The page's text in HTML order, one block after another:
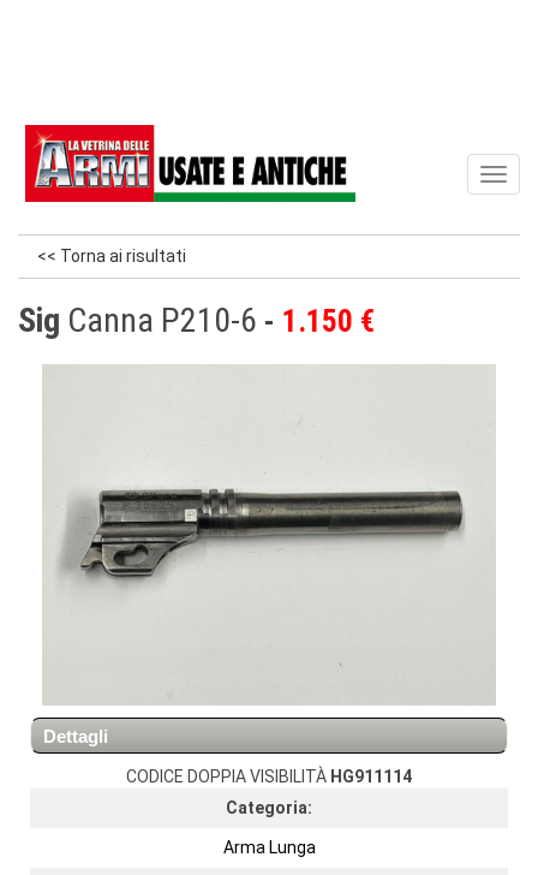
<< Torna ai risultati
Sig Canna P210-6 1.150 €
Dettagli
CODICE DOPPIA VISIBILITÀ HG911114
Categoria:
Arma Lunga